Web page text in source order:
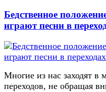
Бедственное
играют песни в
Многие из нас заходят в
переходов, не обращая